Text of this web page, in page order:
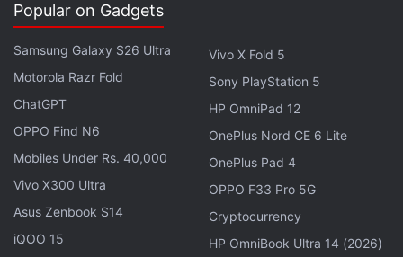
niveau gratuit.
Dans le même fil de discussion, un utilisateur s'est
plaint de la limite de débit sur le modèle de
génération d'images. L'utilisatrice @IamEmily2050
déclaré
: « Je peux générer 1 000 images sur Codex
et je ne peux en générer que 24 sur Antigravity avec
le forfait Ultra ? » Mohan a répondu à ce
commentaire en disant : « C'est assez peu, je suis
d'accord. Il est logique de l'augmenter. » Il ne s'est
toutefois pas engagé à augmenter la limite.
Popular on Gadgets
Samsung Galaxy S26 Ultra
Motorola Razr Fold
ChatGPT
OPPO Find N6
Mobiles Under Rs. 40,000
Vivo X300 Ultra
Asus Zenbook S14
iQOO 15
Vivo X Fold 5
Sony PlayStation 5
HP OmniPad 12
OnePlus Nord CE 6 Lite
OnePlus Pad 4
OPPO F33 Pro 5G
Cryptocurrency
HP OmniBook Ultra 14 (2026)